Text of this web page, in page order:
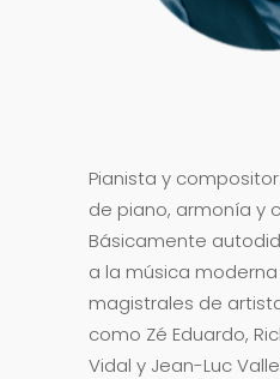
Pianista y
de piano, armonía y
Básicamente
a la música moderna
magistrales de
como Zé Eduardo,
Vidal y Jean-Luc